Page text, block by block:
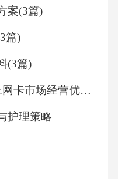
案(3篇)
篇)
(3篇)
2026-2030中国无线上网卡市场经营优势与投资机会剖析报告
护理策略